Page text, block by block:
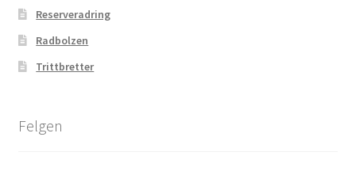
Reserveradring
Radbolzen
Trittbretter
Felgen